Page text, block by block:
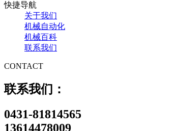
快捷导航
关于我们
机械自动化
机械百科
联系我们
CONTACT
联系我们：
0431-81814565
13614478009